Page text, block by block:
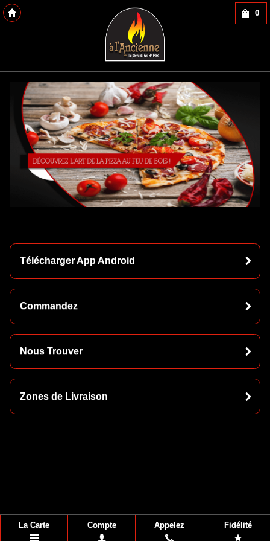
0
Télécharger App Android
Commandez
Nous Trouver
Zones de Livraison
La Carte Compte Appelez Fidélité
Copyright 2013 Des-Click Com